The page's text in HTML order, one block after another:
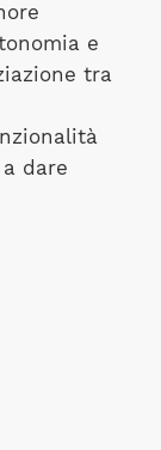
e
tra
dare